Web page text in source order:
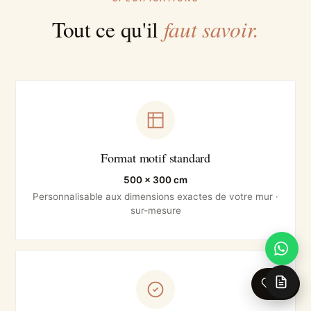
Tout ce qu'il faut savoir.
Format motif standard
500 × 300 cm
Personnalisable aux dimensions exactes de votre mur ·
sur-mesure
0